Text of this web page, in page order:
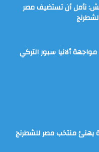
نأمل أن تستضيف مصر
ألانيا سبور التركي
يهنئ منتخب مصر للشطرنج